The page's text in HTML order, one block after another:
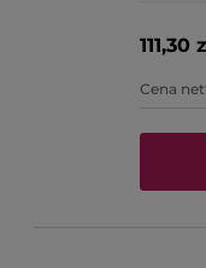
111,30
Cena